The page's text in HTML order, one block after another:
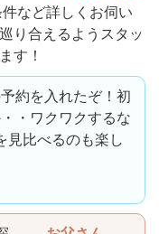
など詳しくお伺い
り合えるようスタッ
す！
約を入れたぞ！初
・ワクワクするな
見比べるのも楽し